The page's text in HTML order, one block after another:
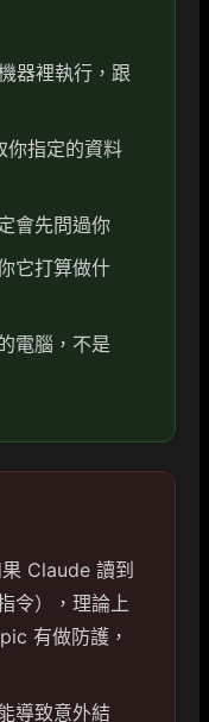
器裡執行，跟
你指定的資料
會先問過你
它打算做什
電腦，不是
果 Claude 讀到
令），理論上
有做防護，
導致意外結